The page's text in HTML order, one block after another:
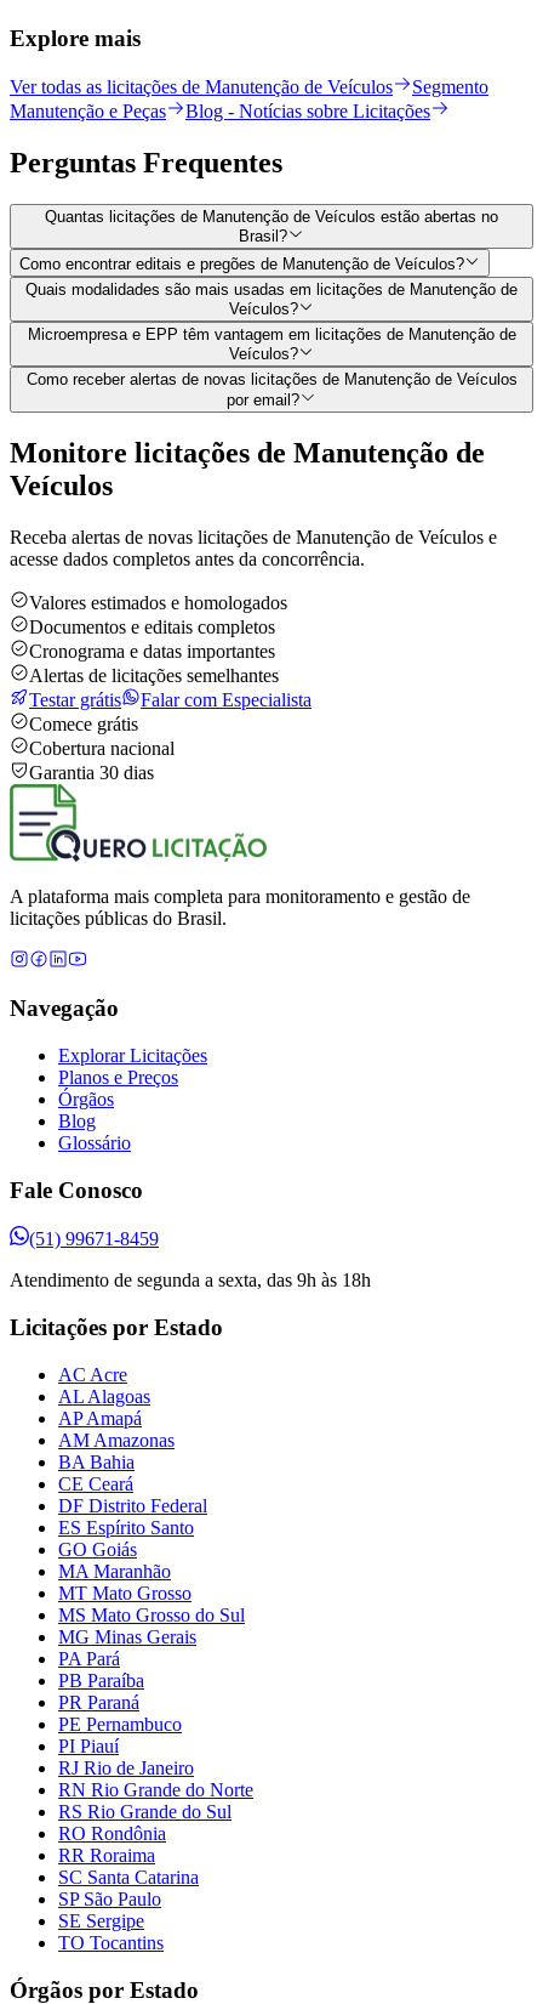
Explore mais
Ver todas as licitações de Manutenção de Veículos
Segmento
Manutenção e Peças
Blog - Notícias sobre Licitações
Perguntas Frequentes
Quantas licitações de Manutenção de Veículos estão abertas no
Brasil?
Como encontrar editais e pregões de Manutenção de Veículos?
Quais modalidades são mais usadas em licitações de Manutenção de
Veículos?
Microempresa e EPP têm vantagem em licitações de Manutenção de
Veículos?
Como receber alertas de novas licitações de Manutenção de Veículos
por email?
Monitore licitações de Manutenção de
Veículos
Receba alertas de novas licitações de Manutenção de Veículos e
acesse dados completos antes da concorrência.
Valores estimados e homologados
Documentos e editais completos
Cronograma e datas importantes
Alertas de licitações semelhantes
Testar grátis
Falar com Especialista
Comece grátis
Cobertura nacional
Garantia 30 dias
A plataforma mais completa para monitoramento e gestão de
licitações públicas do Brasil.
Navegação
Explorar Licitações
Planos e Preços
Órgãos
Blog
Glossário
Fale Conosco
(51) 99671-8459
Atendimento de segunda a sexta, das 9h às 18h
Licitações por Estado
AC Acre
AL Alagoas
AP Amapá
AM Amazonas
BA Bahia
CE Ceará
DF Distrito Federal
ES Espírito Santo
GO Goiás
MA Maranhão
MT Mato Grosso
MS Mato Grosso do Sul
MG Minas Gerais
PA Pará
PB Paraíba
PR Paraná
PE Pernambuco
PI Piauí
RJ Rio de Janeiro
RN Rio Grande do Norte
RS Rio Grande do Sul
RO Rondônia
RR Roraima
SC Santa Catarina
SP São Paulo
SE Sergipe
TO Tocantins
Órgãos por Estado